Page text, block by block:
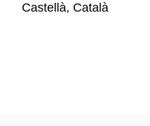
Castellà, Català